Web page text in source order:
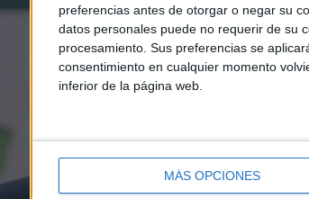
preferencias antes de otorgar o negar su
datos personales puede no requerir de su
procesamiento. Sus preferencias se
consentimiento en cualquier momento
inferior de la página web.
MÁS OPCIONES